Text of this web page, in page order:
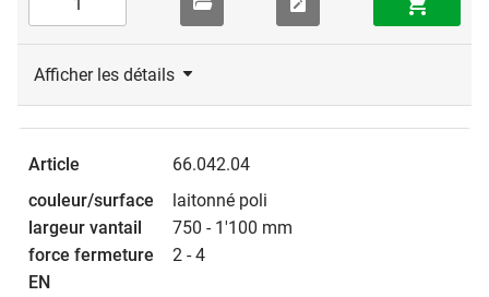
Afficher les détails
66.042.04
laitonné poli
750 - 1'100 mm
2 - 4